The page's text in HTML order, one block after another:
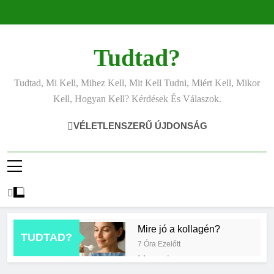
Tudtad?
Tudtad, Mi Kell, Mihez Kell, Mit Kell Tudni, Miért Kell, Mikor
Kell, Hogyan Kell? Kérdések És Válaszok.
VÉLETLENSZERŰ ÚJDONSÁG
TUDTAD?
Mire jó a kollagén?
7 Óra Ezelőtt
Mennyi a